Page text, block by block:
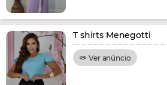
T shirts Menegotti
Ver anúncio